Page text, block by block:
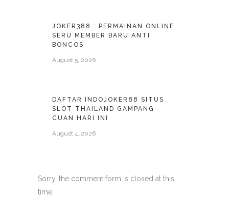
JOKER388 : PERMAINAN ONLINE
SERU MEMBER BARU ANTI
BONCOS
August 5, 2026
DAFTAR INDOJOKER88 SITUS
SLOT THAILAND GAMPANG
CUAN HARI INI
August 4, 2026
Sorry, the comment form is closed at this
time.